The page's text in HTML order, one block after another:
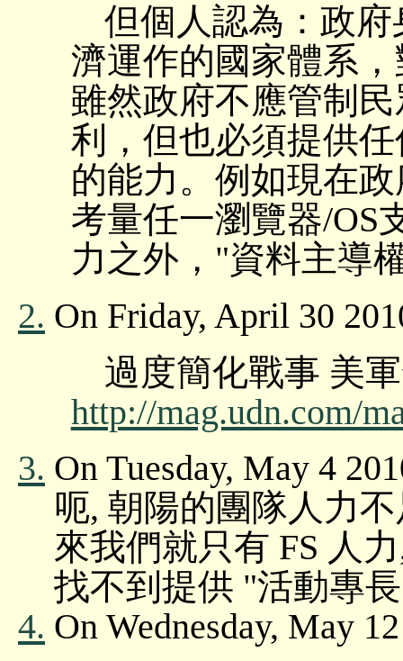
但個人認為：政
濟運作的國家體系
雖然政府不應管制
利，但也必須提供
的能力。例如現在
考量任一瀏覽器/OS
力之外，"資料主導
2. On Friday, April 30
過度簡化戰事 美
http://mag.udn.com/
3. On Tuesday, May 4
呃, 朝陽的團隊人力
來我們就只有 FS 人
找不到提供 "活動專
4. On Wednesday, May